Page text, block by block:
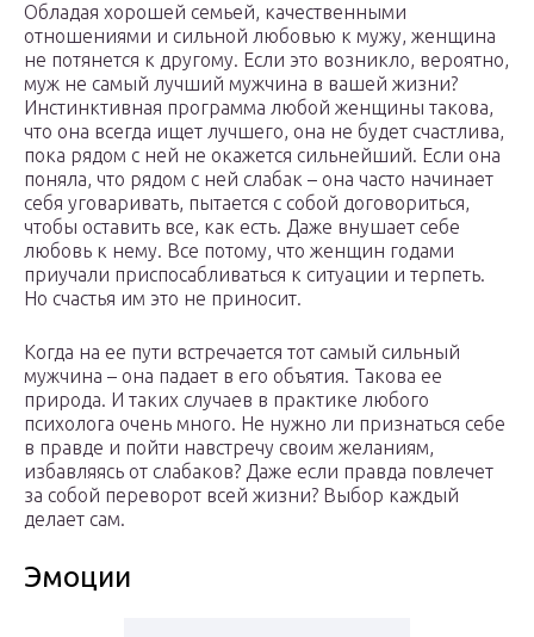
Обладая хорошей семьей, качественными
отношениями и сильной любовью к мужу, женщина
не потянется к другому. Если это возникло, вероятно,
муж не самый лучший мужчина в вашей жизни?
Инстинктивная программа любой женщины такова,
что она всегда ищет лучшего, она не будет счастлива,
пока рядом с ней не окажется сильнейший. Если она
поняла, что рядом с ней слабак – она часто начинает
себя уговаривать, пытается с собой договориться,
чтобы оставить все, как есть. Даже внушает себе
любовь к нему. Все потому, что женщин годами
приучали приспосабливаться к ситуации и терпеть.
Но счастья им это не приносит.
Когда на ее пути встречается тот самый сильный
мужчина – она падает в его объятия. Такова ее
природа. И таких случаев в практике любого
психолога очень много. Не нужно ли признаться себе
в правде и пойти навстречу своим желаниям,
избавляясь от слабаков? Даже если правда повлечет
за собой переворот всей жизни? Выбор каждый
делает сам.
Эмоции